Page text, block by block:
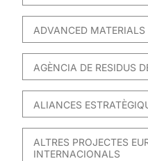
ADVANCED MATERIALS
AGÈNCIA DE RESIDUS
ALIANCES
ALTRES PROJECTES
INTERNACIONALS